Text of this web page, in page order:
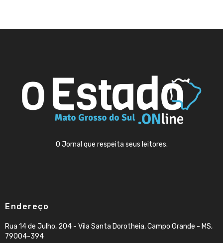
O Jornal que respeita seus leitores.
Endereço
Rua 14 de Julho, 204 - Vila Santa Dorotheia, Campo Grande - MS,
79004-394